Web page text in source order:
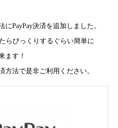
PayPay決済を追加しました。
らびっくりするぐらい簡単に
ます！
方法で是非ご利用ください。